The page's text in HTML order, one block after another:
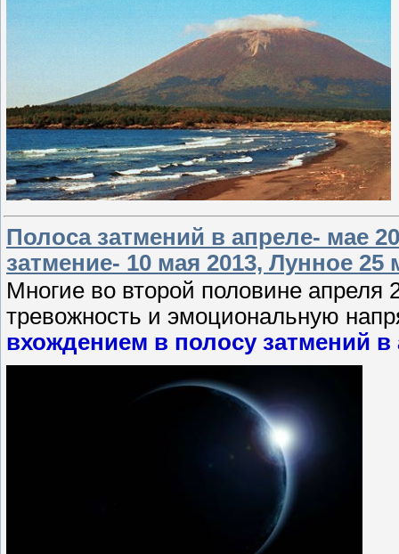
Полоса затмений в апреле- мае
затмение- 10 мая 2013, Лунное 25
Многие во второй половине
тревожность и эмоциональную
вхождением в полосу затмений в